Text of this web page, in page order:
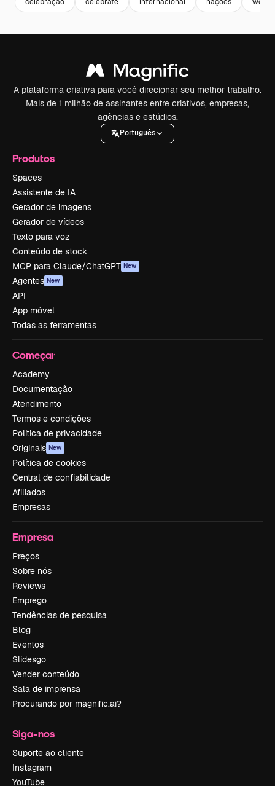
celebração celebrate internacional nações world
A plataforma criativa para você direcionar seu melhor trabalho.
Mais de 1 milhão de assinantes entre criativos, empresas,
agências e estúdios.
Português
Produtos
Spaces
Assistente de IA
Gerador de imagens
Gerador de vídeos
Texto para voz
Conteúdo de stock
MCP para Claude/ChatGPT New
Agentes New
API
App móvel
Todas as ferramentas
Começar
Academy
Documentação
Atendimento
Termos e condições
Política de privacidade
Originais New
Política de cookies
Central de confiabilidade
Afiliados
Empresas
Empresa
Preços
Sobre nós
Reviews
Emprego
Tendências de pesquisa
Blog
Eventos
Slidesgo
Vender conteúdo
Sala de imprensa
Procurando por magnific.ai?
Siga-nos
Suporte ao cliente
Instagram
YouTube